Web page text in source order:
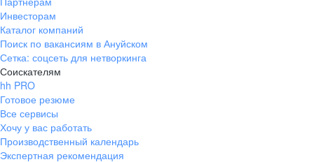
Инвесторам
Каталог компаний
Поиск по вакансиям в Ануйском
Сетка: соцсеть для нетворкинга
Соискателям
hh PRO
Готовое резюме
Все сервисы
Хочу у вас работать
Производственный календарь
Экспертная рекомендация